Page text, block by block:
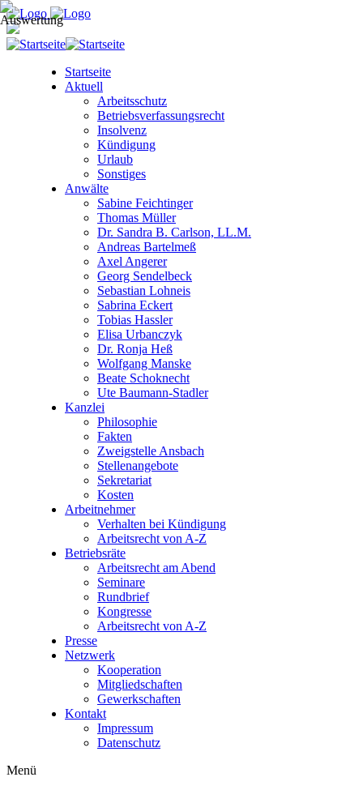
Startseite
Aktuell
Arbeitsschutz
Betriebsverfassungsrecht
Insolvenz
Kündigung
Urlaub
Sonstiges
Anwälte
Sabine Feichtinger
Thomas Müller
Dr. Sandra B. Carlson, LL.M.
Andreas Bartelmeß
Axel Angerer
Georg Sendelbeck
Sebastian Lohneis
Sabrina Eckert
Tobias Hassler
Elisa Urbanczyk
Dr. Ronja Heß
Wolfgang Manske
Beate Schoknecht
Ute Baumann-Stadler
Kanzlei
Philosophie
Fakten
Zweigstelle Ansbach
Stellenangebote
Sekretariat
Kosten
Arbeitnehmer
Verhalten bei Kündigung
Arbeitsrecht von A-Z
Betriebsräte
Arbeitsrecht am Abend
Seminare
Rundbrief
Kongresse
Arbeitsrecht von A-Z
Presse
Netzwerk
Kooperation
Mitgliedschaften
Gewerkschaften
Kontakt
Impressum
Datenschutz
Menü